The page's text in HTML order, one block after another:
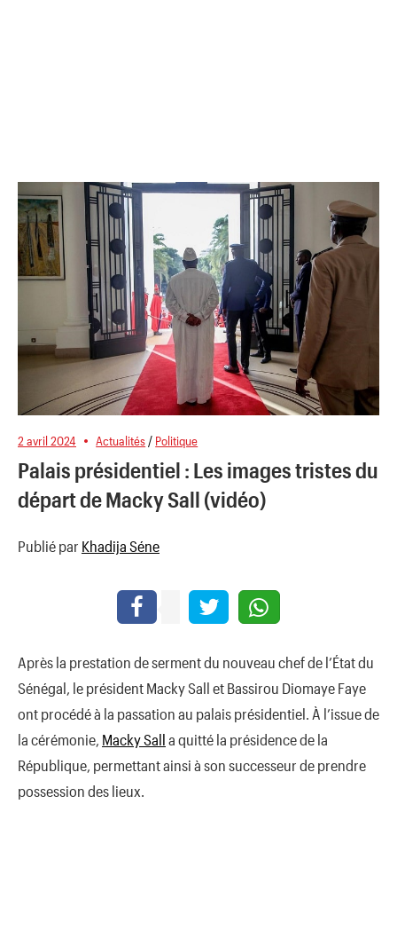
2 avril 2024 Actualités / Politique
Palais présidentiel : Les images tristes du
départ de Macky Sall (vidéo)
Publié par Khadija Séne
Après la prestation de serment du nouveau chef de l’État du
Sénégal, le président Macky Sall et Bassirou Diomaye Faye
ont procédé à la passation au palais présidentiel. À l’issue de
la cérémonie, Macky Sall a quitté la présidence de la
République, permettant ainsi à son successeur de prendre
possession des lieux.